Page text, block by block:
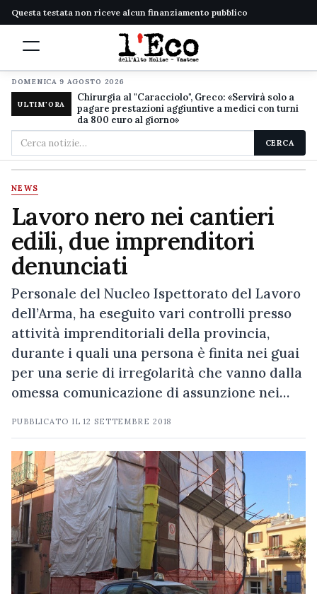
Questa testata non riceve alcun finanziamento pubblico
DOMENICA 9 AGOSTO 2026
ULTIM'ORA
Chirurgia al "Caracciolo", Greco: «Servirà solo a
pagare prestazioni aggiuntive a medici con turni
da 800 euro al giorno»
Cerca
nel
sito
CERCA
NEWS
Lavoro nero nei cantieri
edili, due imprenditori
denunciati
Personale del Nucleo Ispettorato del Lavoro
dell’Arma, ha eseguito vari controlli presso
attività imprenditoriali della provincia,
durante i quali una persona è finita nei guai
per una serie di irregolarità che vanno dalla
omessa comunicazione di assunzione nei…
PUBBLICATO IL12 SETTEMBRE 2018